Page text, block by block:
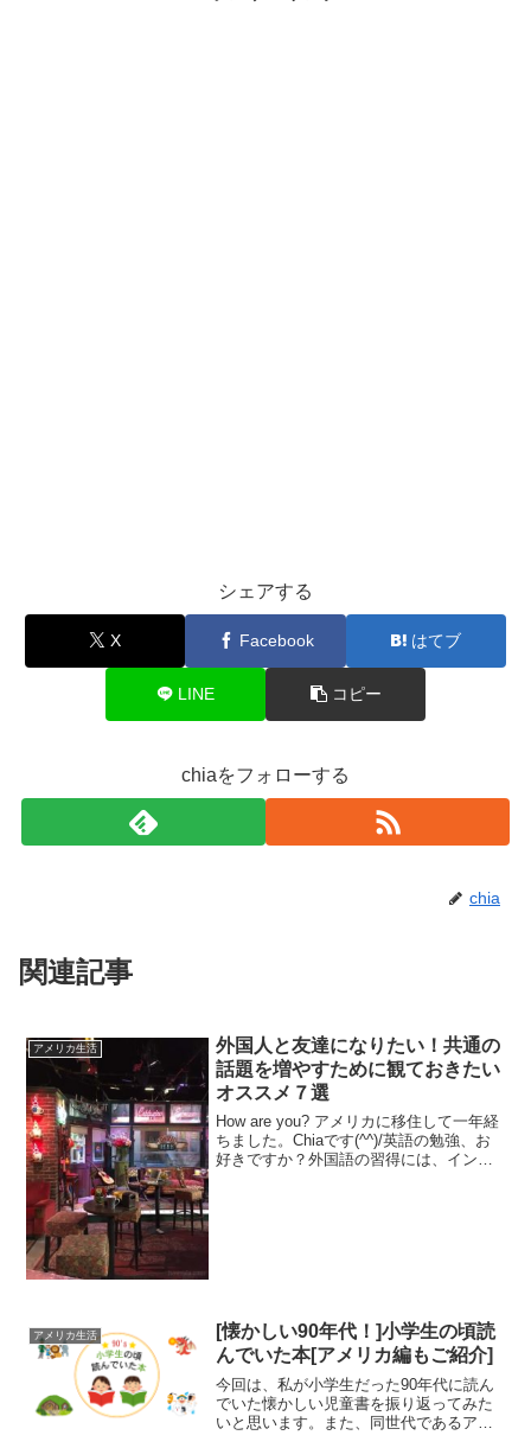
シェアする
X Facebook はてブ
LINE コピー
chiaをフォローする
chia
関連記事
アメリカ生活
外国人と友達になりたい！共通の
話題を増やすために観ておきたい
オススメ７選
How are you? アメリカに移住して一年経
ちました。Chiaです(^^)/英語の勉強、お
好きですか？外国語の習得には、インプ
アメリカ生活
[懐かしい90年代！]小学生の頃読
んでいた本[アメリカ編もご紹介]
今回は、私が小学生だった90年代に読ん
でいた懐かしい児童書を振り返ってみた
いと思います。また、同世代であるアメ